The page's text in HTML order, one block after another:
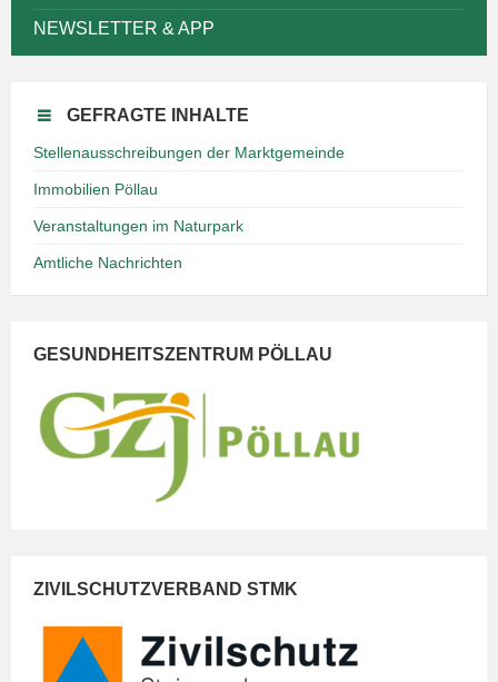
NEWSLETTER & APP
GEFRAGTE INHALTE
Stellenausschreibungen der Marktgemeinde
Immobilien Pöllau
Veranstaltungen im Naturpark
Amtliche Nachrichten
GESUNDHEITSZENTRUM PÖLLAU
ZIVILSCHUTZVERBAND STMK